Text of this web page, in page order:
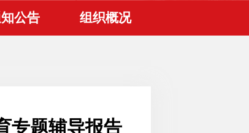
公告 组织概况
专题辅导报告